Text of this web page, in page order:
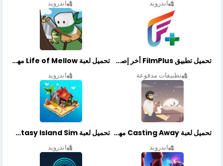
اندرويد اندرويد
تحميل تطبيق FilmPlus أخر إصدار
تطبيقات مدفوعة
تحميل لعبة Life of Mellow مهكرة أخر إصدار
اندرويد
تحميل لعبة Casting Away مهكرة أخر إصدار
اندرويد
تحميل لعبة Fantasy Island Sim مهكرة أخر إصدار
اندرويد